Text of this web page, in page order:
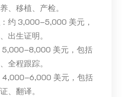
、移植、产检。
：约 3,000–5,000 美元，
出生证明。
5,000–8,000 美元，包括
全程跟踪。
4,000–6,000 美元，包括
、翻译。